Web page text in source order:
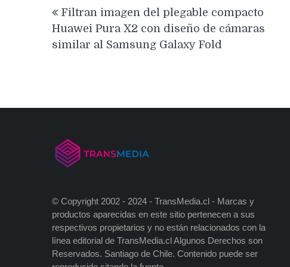
de
entradas
Filtran imagen del plegable compacto
Huawei Pura X2 con diseño de cámaras
similar al Samsung Galaxy Fold
© Copyright 2002 - 2024 - TransMedia.cl - Marcas y
productos aparecidas en este sitio pertenecen a sus
respectivos propietarios y no están relacionados con la
línea editorial de TransMedia.cl Algunos Derechos son
Reservados. Santiago de Chile. Contenido puede ser